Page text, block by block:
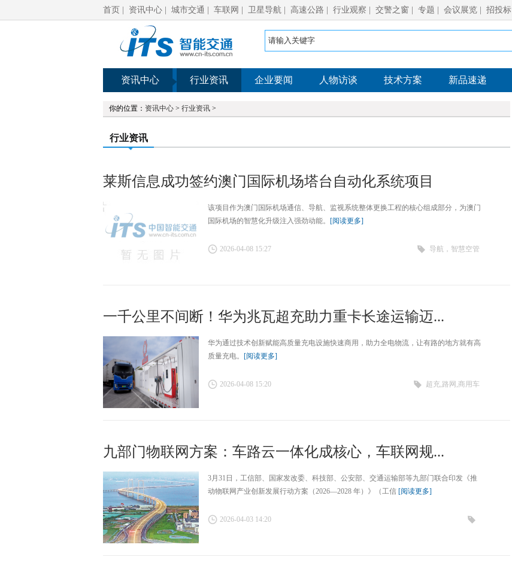
首页 资讯中心 城市交通 车联网 卫星导航 高速公路 行业观察 交警之窗 专题 会议展览 招投标
资讯中心 行业资讯 企业要闻 人物访谈 技术方案 新品速递
你的位置： 资讯中心 > 行业资讯 >
行业资讯
莱斯信息成功签约澳门国际机场塔台自动化系统项目
该项目作为澳门国际机场通信、导航、监视系统整体更换工程的核心组成部分，为澳门
国际机场的智慧化升级注入强劲动能。 [阅读更多]
2026-04-08 15:27 导航，智慧空管
一千公里不间断！华为兆瓦超充助力重卡长途运输迈...
华为通过技术创新赋能高质量充电设施快速商用，助力全电物流，让有路的地方就有高
质量充电。 [阅读更多]
2026-04-08 15:20 超充,路网,商用车
九部门物联网方案：车路云一体化成核心，车联网规...
3月31日，工信部、国家发改委、科技部、公安部、交通运输部等九部门联合印发《推
动物联网产业创新发展行动方案（2026—2028 年）》（工信 [阅读更多]
2026-04-03 14:20
杨金才：民营企业撑起无人机和低空经济...